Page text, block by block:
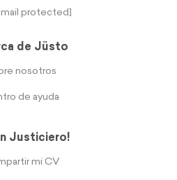
protected]
de Jüsto
nosotros
de ayuda
Justiciero!
mi CV